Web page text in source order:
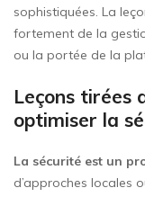
sophistiquées. La
fortement de la
ou la portée de la
Leçons tirées
optimiser la
La sécurité est un
d’approches locales